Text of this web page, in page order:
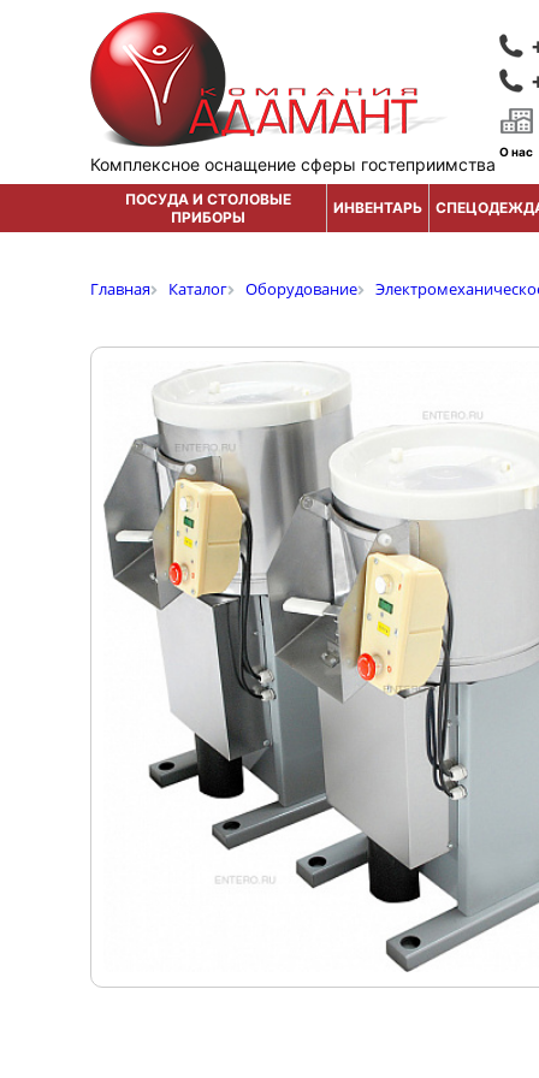
Комплексное оснащение сферы гостеприимства
О нас
ПОСУДА И СТОЛОВЫЕ
ПРИБОРЫ
ИНВЕНТАРЬ
Главная Каталог Оборудование